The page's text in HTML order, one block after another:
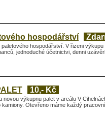
hospodářství
hospodářství. V řizeni
jednoduché účetnictvi, denni
10,- Kč
novou výkupnu palet v areálu V
Otevřeno máme každý